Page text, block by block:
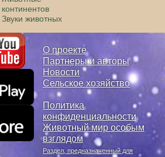
континентов
Звуки животных
О проекте
Партнеры и авторы
Новости
Сельское хозяйство
Политика
конфиденциальности
Животный мир особым
взглядом
Раздел, предназначенный для